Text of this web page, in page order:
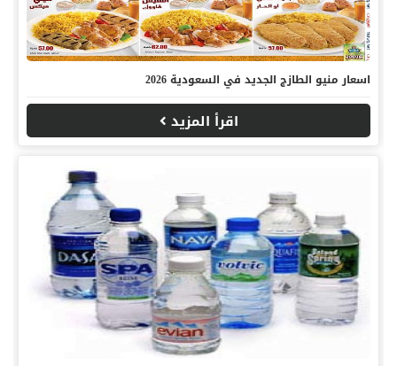
اسعار منيو الطازج الجديد في السعودية 2026
اقرأ المزيد